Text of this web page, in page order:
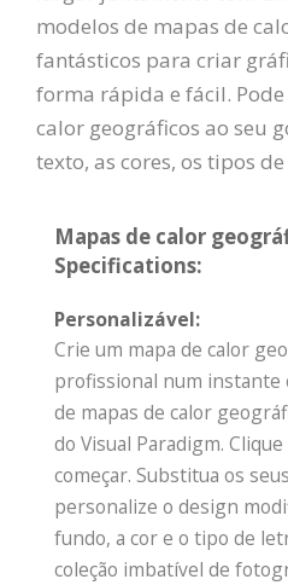
modelos de mapas de
fantásticos para criar
forma rápida e fácil.
calor geográficos ao seu
texto, as cores, os tipos
Mapas de calor
Specifications:
Personalizável:
Crie um mapa de calor
profissional num instante
de mapas de calor
do Visual Paradigm.
começar. Substitua os
personalize o design
fundo, a cor e o tipo de
coleção imbatível de